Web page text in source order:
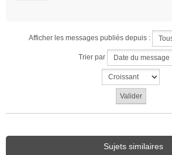
Afficher les messages publiés depuis :
Trier par
Sujets similaires